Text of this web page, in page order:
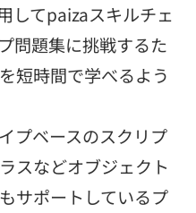
してpaizaスキルチェ
問題集に挑戦するた
短時間で学べるよう
プベースのスクリプ
スなどオブジェクト
サポートしているプ